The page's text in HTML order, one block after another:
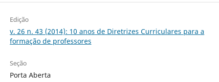
Edição
v. 26 n. 43 (2014): 10 anos de Diretrizes Curriculares para a
formação de professores
Seção
Porta Aberta